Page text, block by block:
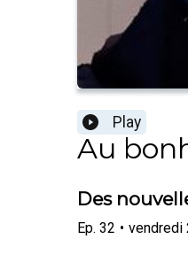
Play
Au
Des
Ep. 32 • vendredi